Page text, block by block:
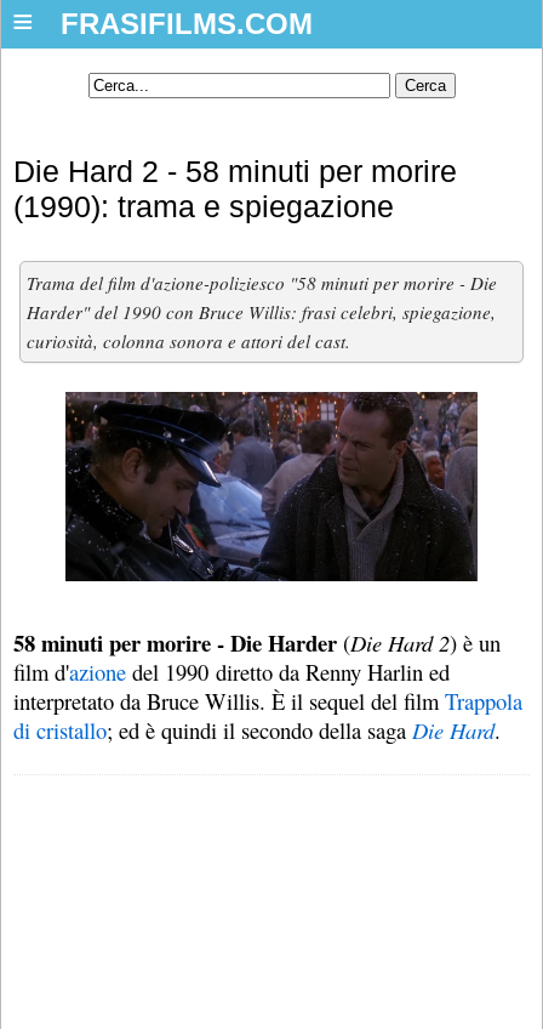
FRASIFILMS.COM
≡
Die Hard 2 - 58 minuti per morire
(1990): trama e spiegazione
Trama del film d'azione-poliziesco "58 minuti per morire - Die
Harder" del 1990 con Bruce Willis: frasi celebri, spiegazione,
curiosità, colonna sonora e attori del cast.
58 minuti per morire - Die Harder (Die Hard 2) è un
film d'azione del 1990 diretto da Renny Harlin ed
interpretato da Bruce Willis. È il sequel del film Trappola
di cristallo; ed è quindi il secondo della saga Die Hard.